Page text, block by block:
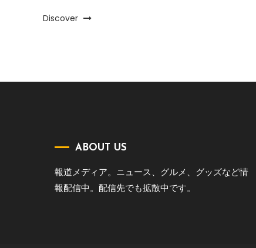
Discover
ABOUT US
報道メディア。ニュース、グルメ、グッズなど情
報配信中。配信先でも拡散中です。